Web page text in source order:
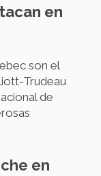
en
son el
Trudeau
de
en